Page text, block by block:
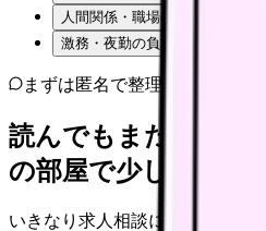
人間関係・職場の雰囲気
激務・夜勤の負担
まずは匿名で整理
読んでもまだ苦しい
の部屋で少し話して
いきなり求人相談には進みませ